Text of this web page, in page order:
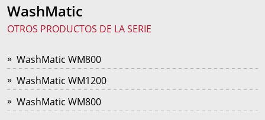
WashMatic
OTROS PRODUCTOS DE LA SERIE
WashMatic WM800
WashMatic WM1200
WashMatic WM800